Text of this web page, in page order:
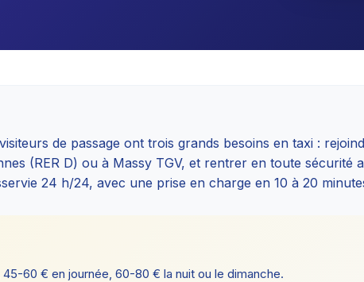
de passage ont trois grands besoins en taxi :
(RER D) ou à Massy TGV, et rentrer en toute sécurité
24 h/24, avec une prise en charge en 10 à 20
60 € en journée, 60-80 € la nuit ou le dimanche.